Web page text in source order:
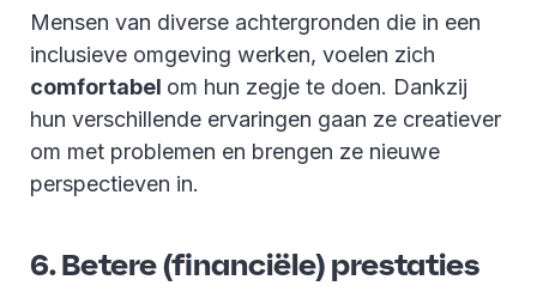
Mensen van diverse achtergronden die in een
inclusieve omgeving werken, voelen zich
comfortabel om hun zegje te doen. Dankzij
hun verschillende ervaringen gaan ze creatiever
om met problemen en brengen ze nieuwe
perspectieven in.
6. Betere (financiële) prestaties